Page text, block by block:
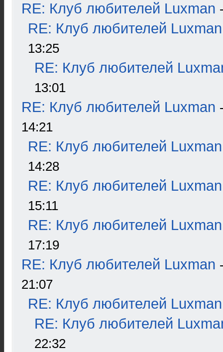
RE: Клуб любителей Luxman
RE: Клуб любителей Luxman
13:25
RE: Клуб любителей
13:01
RE: Клуб любителей Luxman
14:21
RE: Клуб любителей Luxman
14:28
RE: Клуб любителей Luxman
15:11
RE: Клуб любителей Luxman
17:19
RE: Клуб любителей Luxman
21:07
RE: Клуб любителей Luxman
RE: Клуб любителей
22:32